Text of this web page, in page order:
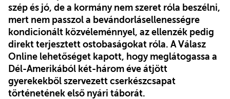
szép és jó, de a kormány nem szeret róla beszélni,
mert nem passzol a bevándorlásellenességre
kondicionált közvéleménnyel, az ellenzék pedig
direkt terjesztett ostobaságokat róla. A Válasz
Online lehetőséget kapott, hogy meglátogassa a
Dél-Amerikából két-három éve átjött
gyerekekből szervezett cserkészcsapat
történetének első nyári táborát.